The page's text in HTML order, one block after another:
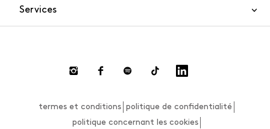
Paiement
Guide des tailles
Services
Smart Shopping
termes et conditions
politique de confidentialité
politique concernant les cookies